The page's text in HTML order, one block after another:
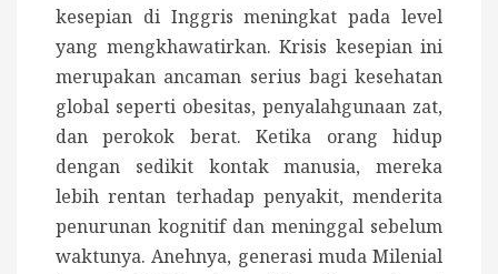
kesepian di Inggris meningkat pada level
yang mengkhawatirkan. Krisis kesepian ini
merupakan ancaman serius bagi kesehatan
global seperti obesitas, penyalahgunaan zat,
dan perokok berat. Ketika orang hidup
dengan sedikit kontak manusia, mereka
lebih rentan terhadap penyakit, menderita
penurunan kognitif dan meninggal sebelum
waktunya. Anehnya, generasi muda Milenial